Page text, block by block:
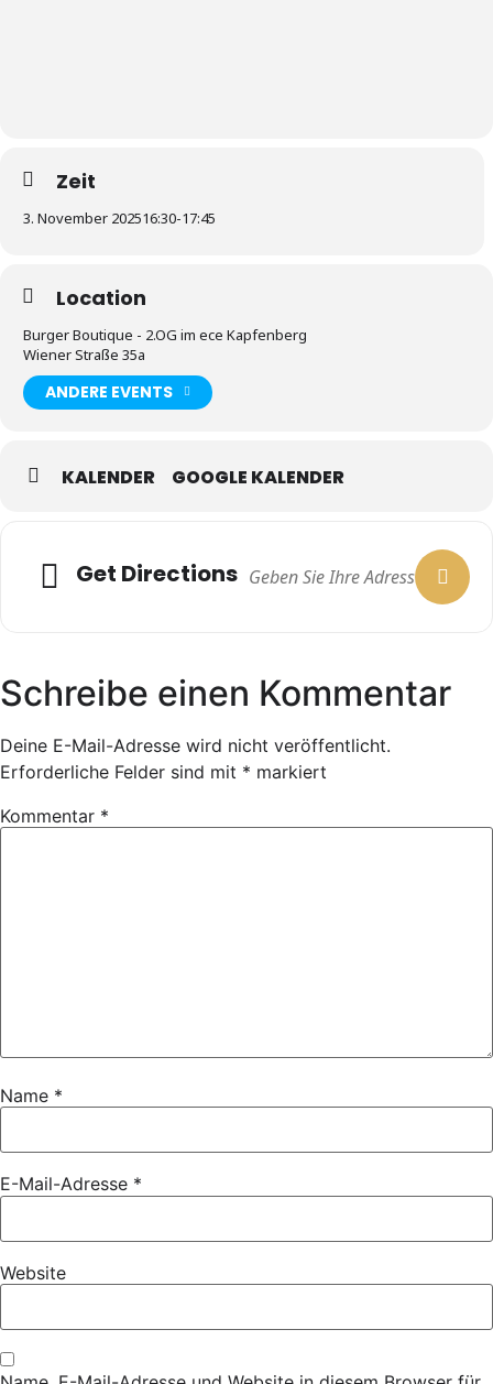
Zeit
3. November 202516:30-17:45
Location
Burger Boutique - 2.OG im ece Kapfenberg
Wiener Straße 35a
ANDERE EVENTS
KALENDER GOOGLE KALENDER
Get Directions
Schreibe einen Kommentar
Deine E-Mail-Adresse wird nicht veröffentlicht.
Erforderliche Felder sind mit * markiert
Kommentar *
Name *
E-Mail-Adresse *
Website